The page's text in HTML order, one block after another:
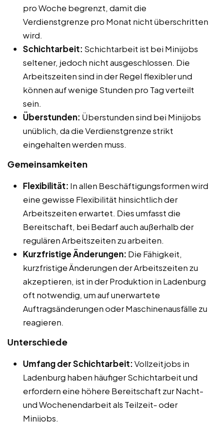
pro Woche begrenzt, damit die
Verdienstgrenze pro Monat nicht überschritten
wird.
Schichtarbeit: Schichtarbeit ist bei Minijobs
seltener, jedoch nicht ausgeschlossen. Die
Arbeitszeiten sind in der Regel flexibler und
können auf wenige Stunden pro Tag verteilt
sein.
Überstunden: Überstunden sind bei Minijobs
unüblich, da die Verdienstgrenze strikt
eingehalten werden muss.
Gemeinsamkeiten
Flexibilität: In allen Beschäftigungsformen wird
eine gewisse Flexibilität hinsichtlich der
Arbeitszeiten erwartet. Dies umfasst die
Bereitschaft, bei Bedarf auch außerhalb der
regulären Arbeitszeiten zu arbeiten.
Kurzfristige Änderungen: Die Fähigkeit,
kurzfristige Änderungen der Arbeitszeiten zu
akzeptieren, ist in der Produktion in Ladenburg
oft notwendig, um auf unerwartete
Auftragsänderungen oder Maschinenausfälle zu
reagieren.
Unterschiede
Umfang der Schichtarbeit:Vollzeitjobs in
Ladenburg haben häufiger Schichtarbeit und
erfordern eine höhere Bereitschaft zur Nacht-
und Wochenendarbeit als Teilzeit- oder
Minijobs.